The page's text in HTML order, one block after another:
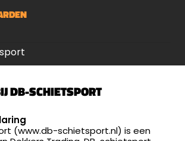
DB-SCHIETSPORT
(www.db-schietsport.nl) is een